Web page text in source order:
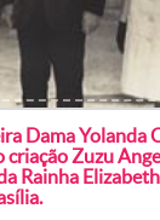
Dama Yolanda
criação Zuzu
Rainha